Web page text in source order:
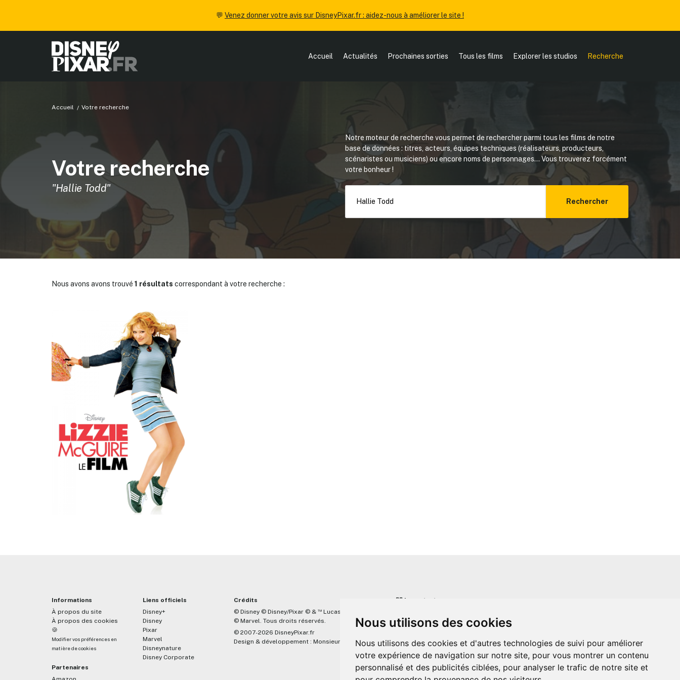
Nous utilisons des cookies
Nous utilisons des cookies et d'autres technologies de suivi pour améliorer
votre expérience de navigation sur notre site, pour vous montrer un contenu
personnalisé et des publicités ciblées, pour analyser le trafic de notre site et
💬 Venez donner votre avis sur DisneyPixar.fr : aidez-nous à améliorer le site !
Accueil Actualités Prochaines sorties Tous les films Explorer les studios Recherche
Accueil Votre recherche
Votre recherche
"Hallie Todd"
Notre moteur de recherche vous permet de rechercher parmi tous les films de notre
base de données : titres, acteurs, équipes techniques (réalisateurs, producteurs,
scénaristes ou musiciens) ou encore noms de personnages... Vous trouverez forcément
votre bonheur !
Rechercher
Nous avons avons trouvé 1 résultats correspondant à votre recherche :
Informations
À propos du site
À propos des cookies
🍪
Modifier vos préférences en
matière de cookies
Partenaires
Liens officiels
Disney+
Disney
Pixar
Marvel
Disneynature
Disney Corporate
Crédits
© Disney © Disney/Pixar © & ™ Lucasfilm LTD
© Marvel. Tous droits réservés.
© 2007-2026 DisneyPixar.fr
Design & développement : MonsieurPaul
☝🏼 Important
lié de quelque manière que ce soit avec The Walt Disney
associés. Toute demande adressée aux studios Disney ou
Pixar sera ignorée. Merci de votre compréhension.